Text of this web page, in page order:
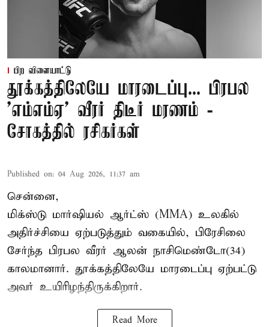
பிற விளையாட்டு
தூக்கத்திலேயே மாரடைப்பு... பிரபல
’எம்எம்ஏ’ வீரர் திடீர் மரணம் -
சோகத்தில் ரசிகர்கள்
Published on: 04 Aug 2026, 11:37 am
சென்னை,
மிக்ஸ்டு மார்ஷியல் ஆர்ட்ஸ் (MMA) உலகில்
அதிர்ச்சியை ஏற்படுத்தும் வகையில், பிரேசிலை
சேர்ந்த பிரபல வீரர் ஆலன் நாசிமெண்டோ(34)
காலமானார். தூக்கத்திலேயே மாரடைப்பு ஏற்பட்டு
அவர் உயிரிழந்திருக்கிறார்.
Read More